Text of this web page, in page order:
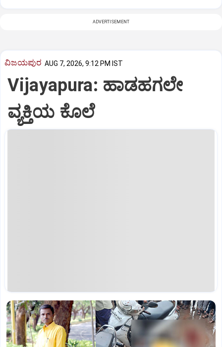
ADVERTISEMENT
ವಿಜಯಪುರ AUG 7, 2026, 9:12 PM IST
Vijayapura: ಹಾಡಹಗಲೇ
ವ್ಯಕ್ತಿಯ ಕೊಲೆ